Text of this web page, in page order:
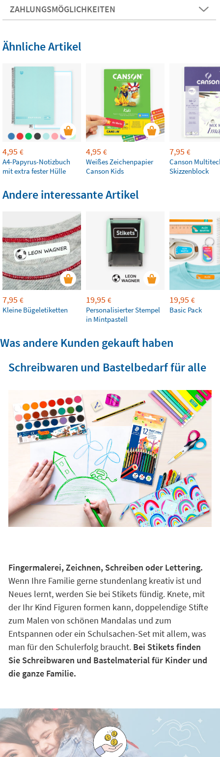
ZAHLUNGSMÖGLICHKEITEN
Ähnliche Artikel
4,95 €
A4-Papyrus-Notizbuch
mit extra fester Hülle
4,95 €
Weißes Zeichenpapier
Canson Kids
7,95 €
Canson
Skizzenblock
Andere interessante Artikel
7,95 €
Kleine Bügeletiketten
19,95 €
Personalisierter Stempel
in Mintpastell
19,95 €
Basic Pack
Was andere Kunden gekauft haben
Schreibwaren und Bastelbedarf für alle
Fingermalerei, Zeichnen, Schreiben oder Lettering.
Wenn Ihre Familie gerne stundenlang kreativ ist und
Neues lernt, werden Sie bei Stikets fündig. Knete, mit
der Ihr Kind Figuren formen kann, doppelendige Stifte
zum Malen von schönen Mandalas und zum
Entspannen oder ein Schulsachen-Set mit allem, was
man für den Schulerfolg braucht. Bei Stikets finden
Sie Schreibwaren und Bastelmaterial für Kinder und
die ganze Familie.